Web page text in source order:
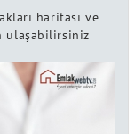
haritası ve
ulaşabilirsiniz